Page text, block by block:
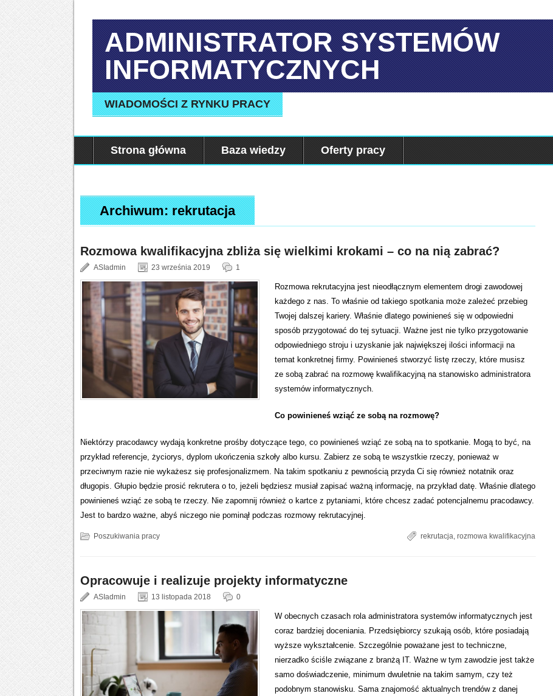
ADMINISTRATOR SYSTEMÓW
INFORMATYCZNYCH
WIADOMOŚCI Z RYNKU PRACY
Strona główna Baza wiedzy Oferty pracy
Archiwum:rekrutacja
Rozmowa kwalifikacyjna zbliża się wielkimi krokami – co na nią zabrać?
ASIadmin 23 września 2019 1
Rozmowa rekrutacyjna jest nieodłącznym elementem drogi zawodowej
każdego z nas. To właśnie od takiego spotkania może zależeć przebieg
Twojej dalszej kariery. Właśnie dlatego powinieneś się w odpowiedni
sposób przygotować do tej sytuacji. Ważne jest nie tylko przygotowanie
odpowiedniego stroju i uzyskanie jak największej ilości informacji na
temat konkretnej firmy. Powinieneś stworzyć listę rzeczy, które musisz
ze sobą zabrać na rozmowę kwalifikacyjną na stanowisko administratora
systemów informatycznych.
Co powinieneś wziąć ze sobą na rozmowę?
Niektórzy pracodawcy wydają konkretne prośby dotyczące tego, co powinieneś wziąć ze sobą na to spotkanie. Mogą to być, na
przykład referencje, życiorys, dyplom ukończenia szkoły albo kursu. Zabierz ze sobą te wszystkie rzeczy, ponieważ w
przeciwnym razie nie wykażesz się profesjonalizmem. Na takim spotkaniu z pewnością przyda Ci się również notatnik oraz
długopis. Głupio będzie prosić rekrutera o to, jeżeli będziesz musiał zapisać ważną informację, na przykład datę. Właśnie dlatego
powinieneś wziąć ze sobą te rzeczy. Nie zapomnij również o kartce z pytaniami, które chcesz zadać potencjalnemu pracodawcy.
Jest to bardzo ważne, abyś niczego nie pominął podczas rozmowy rekrutacyjnej.
Poszukiwania pracy rekrutacja, rozmowa kwalifikacyjna
Opracowuje i realizuje projekty informatyczne
ASIadmin 13 listopada 2018 0
W obecnych czasach rola administratora systemów informatycznych jest
coraz bardziej doceniania. Przedsiębiorcy szukają osób, które posiadają
wyższe wykształcenie. Szczególnie poważane jest to techniczne,
nierzadko ściśle związane z branżą IT. Ważne w tym zawodzie jest także
samo doświadczenie, minimum dwuletnie na takim samym, czy też
podobnym stanowisku. Sama znajomość aktualnych trendów z danej